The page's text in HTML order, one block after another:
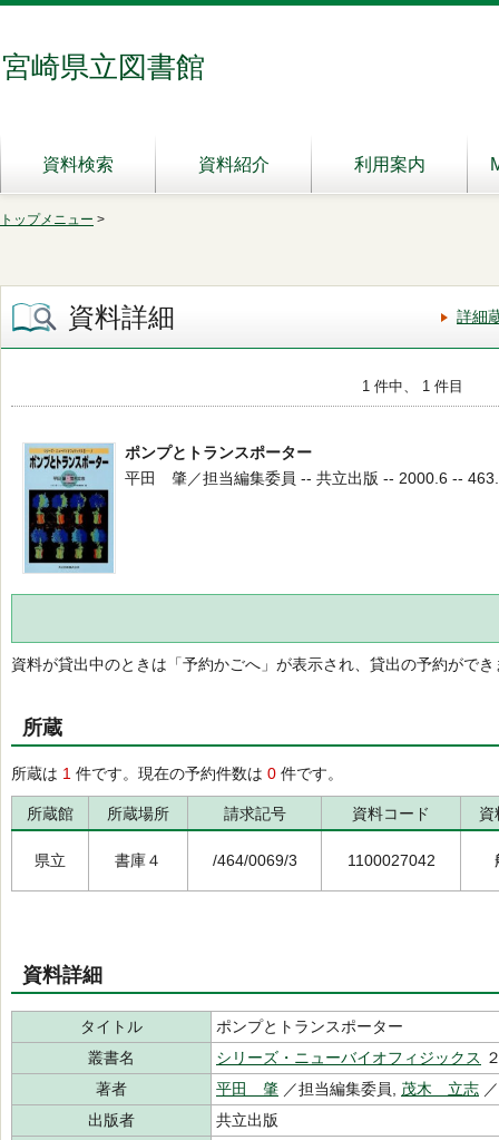
宮崎県立図書館
資料検索 資料紹介 利用案内
トップメニュー >
資料詳細 詳細
1 件中、 1 件目
ポンプとトランスポーター
平田 肇／担当編集委員 -- 共立出版 -- 2000.6 --
資料が貸出中のときは「予約かごへ」が表示され、貸出の予約ができ
所蔵
所蔵は 1 件です。現在の予約件数は 0 件です。
所蔵館 所蔵場所 請求記号 資料コード 資
県立 書庫４ /464/0069/3 1100027042
資料詳細
タイトル
ポンプとトランスポーター
叢書名
シリーズ・ニューバイオフィジックス
著者
平田 肇 ／担当編集委員, 茂木 立志
出版者
共立出版